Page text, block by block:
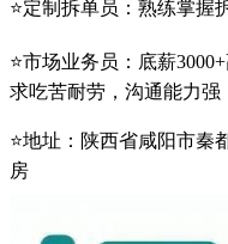
⭐定制拆单员：熟练掌握
⭐市场业务员：底薪
求吃苦耐劳，沟通能力强
⭐地址：陕西省咸阳市秦
房